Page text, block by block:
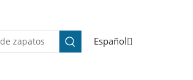
Español